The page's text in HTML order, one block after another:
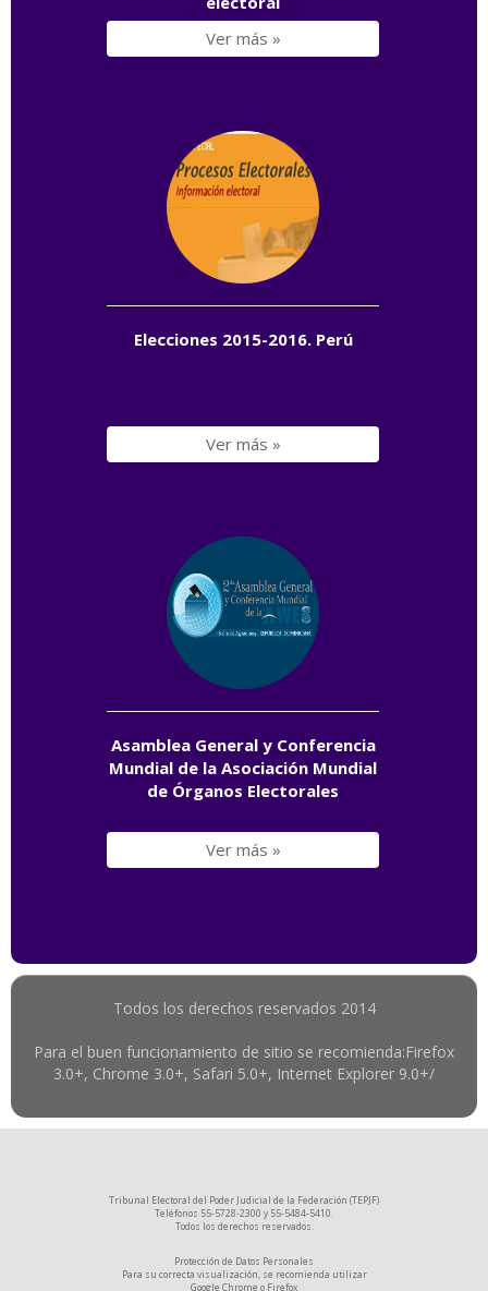
Ver más »
Elecciones 2015-2016. Perú
Ver más »
Asamblea General y Conferencia
Mundial de la Asociación Mundial
de Órganos Electorales
Ver más »
Todos los derechos reservados 2014
Para el buen funcionamiento de sitio se recomienda:Firefox
3.0+, Chrome 3.0+, Safari 5.0+, Internet Explorer 9.0+/
Tribunal Electoral del Poder Judicial de la Federación (TEPJF)
Teléfonos 55-5728-2300 y 55-5484-5410.
Todos los derechos reservados.
Protección de Datos Personales
Para su correcta visualización, se recomienda utilizar
Google Chrome o Firefox